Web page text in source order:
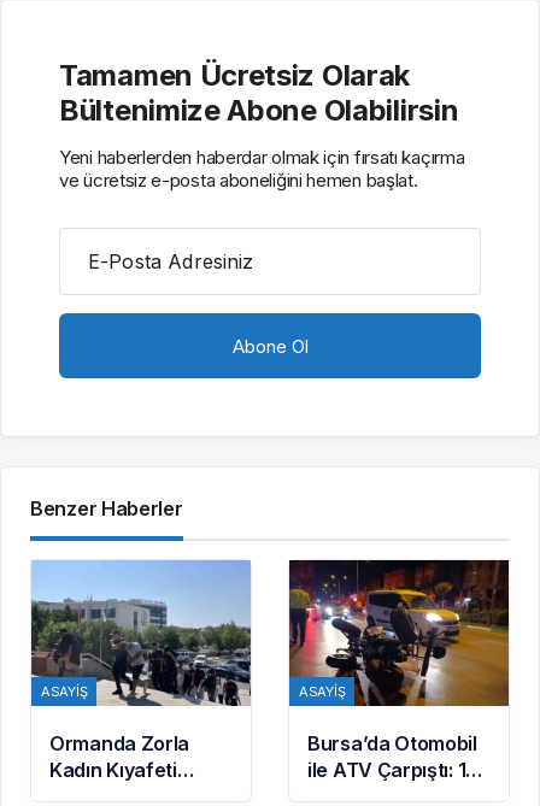
Tamamen Ücretsiz Olarak
Bültenimize Abone Olabilirsin
Yeni haberlerden haberdar olmak için fırsatı kaçırma
ve ücretsiz e-posta aboneliğini hemen başlat.
E-Posta Adresiniz
Benzer Haberler
ASAYIŞ
Ormanda Zorla
Kadın Kıyafeti
Giydirip Şantaj
ASAYIŞ
Bursa’da Otomobil
ile ATV Çarpıştı: 1
Ölü